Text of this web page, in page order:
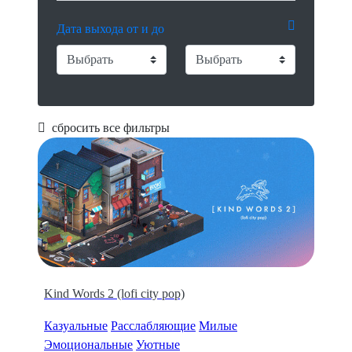
Kind Words 2 (lofi city pop)
Казуальные Расслабляющие Милые
Эмоциональные Уютные
Дата выхода от и до
сбросить все фильтры